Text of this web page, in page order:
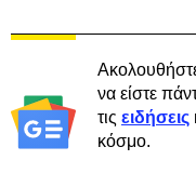
να είστε
τις ειδήσεις
κόσμο.